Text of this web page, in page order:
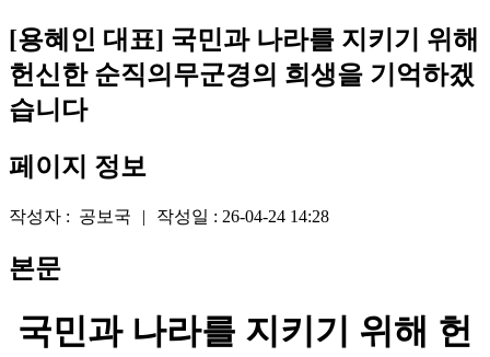
[용혜인 대표] 국민과 나라를 지키기 위해
헌신한 순직의무군경의 희생을 기억하겠
습니다
페이지 정보
작성자 : 공보국 | 작성일 : 26-04-24 14:28
본문
국민과 나라를 지키기 위해 헌